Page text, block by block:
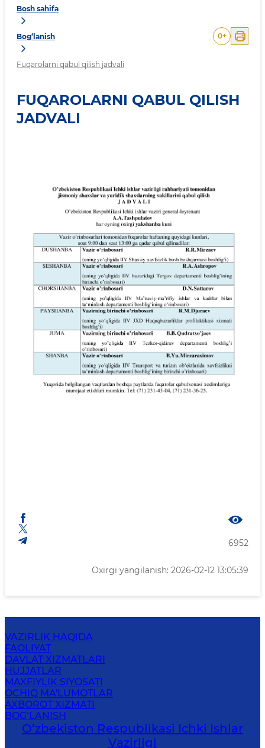
Bosh sahifa
Bog‘lanish
Fuqarolarni qabul qilish jadvali
0+
FUQAROLARNI QABUL QILISH
JADVALI
6952
Oxirgi yangilanish: 2026-02-12 13:05:39
VAZIRLIK HAQIDA
FAOLIYAT
DAVLAT XIZMATLARI
HUJJATLAR
MAXFIYLIK SIYOSATI
OCHIQ MA'LUMOTLAR
AXBOROT XIZMATI
BOG‘LANISH
O‘zbеkiston Rеspublikаsi Ichki Ishlаr
Vаzirligi